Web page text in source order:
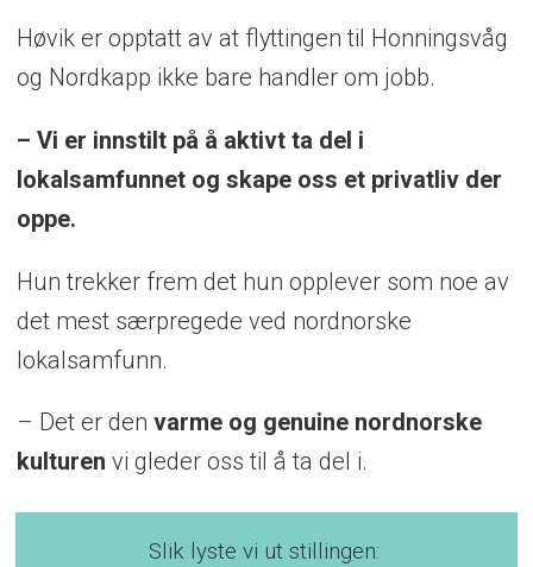
Høvik er opptatt av at flyttingen til Honningsvåg
og Nordkapp ikke bare handler om jobb.
– Vi er innstilt på å aktivt ta del i
lokalsamfunnet og skape oss et privatliv der
oppe.
Hun trekker frem det hun opplever som noe av
det mest særpregede ved nordnorske
lokalsamfunn.
– Det er den varme og genuine nordnorske
kulturen vi gleder oss til å ta del i.
Slik lyste vi ut stillingen: